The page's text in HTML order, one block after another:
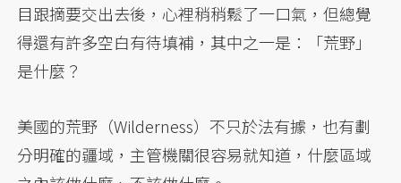
目跟摘要交出去後，心裡稍稍鬆了一口氣，但總覺
得還有許多空白有待填補，其中之一是：「荒野」
是什麼？
美國的荒野（Wilderness）不只於法有據，也有劃
分明確的疆域，主管機關很容易就知道，什麼區域